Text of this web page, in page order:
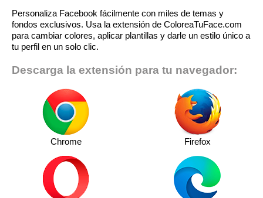
Personaliza Facebook fácilmente con miles de temas y
fondos exclusivos. Usa la extensión de ColoreaTuFace.com
para cambiar colores, aplicar plantillas y darle un estilo único a
tu perfil en un solo clic.
Descarga la extensión para tu navegador:
Chrome Firefox